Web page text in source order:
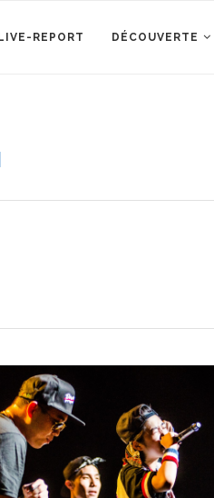
REPORT DÉCOUVERTE